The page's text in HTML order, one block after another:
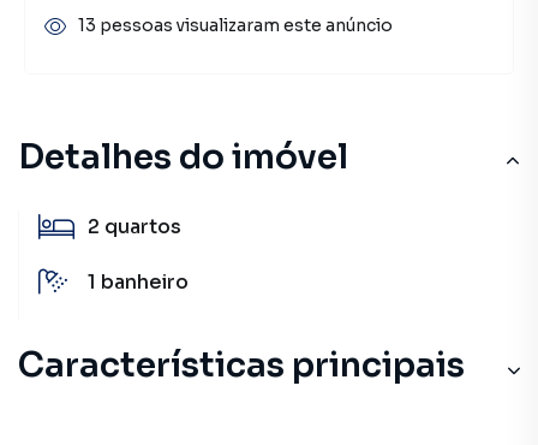
Detalhes do imóvel
2 quartos
1 banheiro
Características principais
13 pessoas visualizaram este anúncio